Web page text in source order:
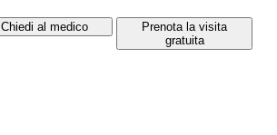
Chiedi al medico
Prenota la visita
gratuita